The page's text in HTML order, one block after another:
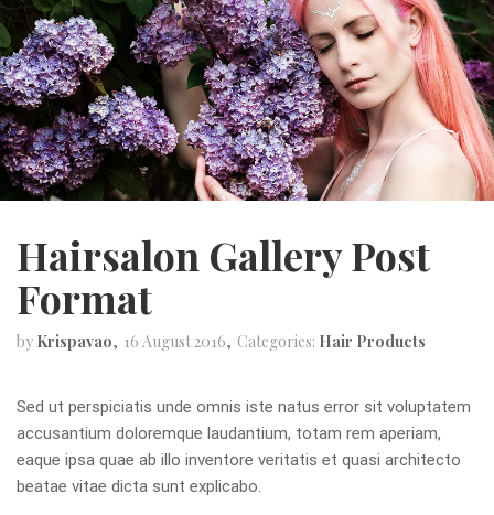
Hairsalon Gallery Post
Format
by Krispavao 16 August 2016 Categories: Hair Products
Sed ut perspiciatis unde omnis iste natus error sit voluptatem
accusantium doloremque laudantium, totam rem aperiam,
eaque ipsa quae ab illo inventore veritatis et quasi architecto
beatae vitae dicta sunt explicabo.